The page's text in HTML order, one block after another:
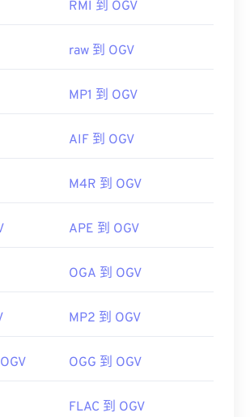
檔案？
是開啟 OGV 檔案的最佳選擇。
Media PlayerWindows Media
dshow/">DirectShow
，則無需此過濾器。
基金會
wiki/Ogg
RMI 到 OGV
raw 到 OGV
MP1 到 OGV
AIF 到 OGV
M4R 到 OGV
APE 到 OGV
OGA 到 OGV
MP2 到 OGV
OGG 到 OGV
FLAC 到 OGV